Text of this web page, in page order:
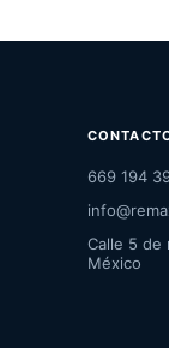
669 194
Calle 5 de
México